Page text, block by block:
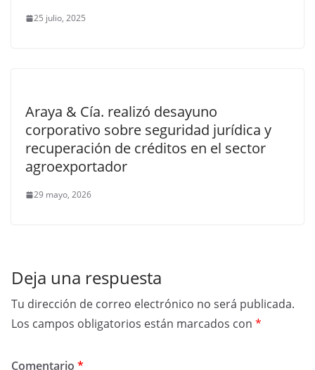
25 julio, 2025
Araya & Cía. realizó desayuno
corporativo sobre seguridad jurídica y
recuperación de créditos en el sector
agroexportador
29 mayo, 2026
Deja una respuesta
Tu dirección de correo electrónico no será publicada.
Los campos obligatorios están marcados con *
Comentario *